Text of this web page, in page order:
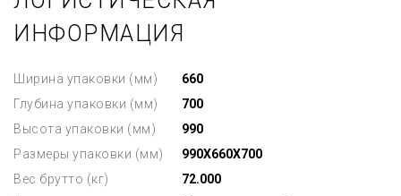
ИНФОРМАЦИЯ
Ширина упаковки (мм)
660
Глубина упаковки (мм)
700
Высота упаковки (мм)
990
Размеры упаковки (мм)
990X660X700
Вес брутто (кг)
72.000